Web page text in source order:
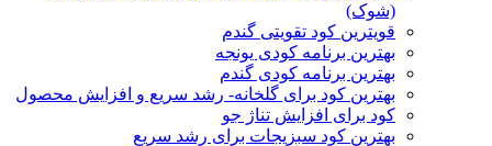
(شوک)
قویترین کود تقویتی گندم
بهترین برنامه کودی یونجه
بهترین برنامه کودی گندم
بهترین کود برای گلخانه- رشد سریع و افزایش محصول
کود برای افزایش تناژ جو
بهترین کود سبزیجات برای رشد سریع